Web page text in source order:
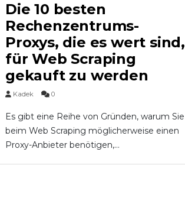
Die 10 besten
Rechenzentrums-
Proxys, die es wert sind,
für Web Scraping
gekauft zu werden
Kadek 0
Es gibt eine Reihe von Gründen, warum Sie
beim Web Scraping möglicherweise einen
Proxy-Anbieter benötigen,...